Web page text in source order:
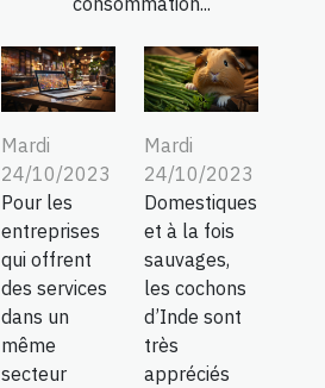
Mardi
24/10/2023
Pour les
entreprises
qui offrent
des services
dans un
même
secteur
Mardi
24/10/2023
Domestiques
et à la fois
sauvages,
les cochons
d’Inde sont
très
appréciés